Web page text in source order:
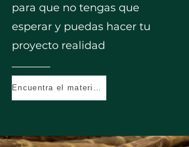
para que no tengas que
esperar y puedas hacer tu
proyecto realidad
Encuentra el material en stock